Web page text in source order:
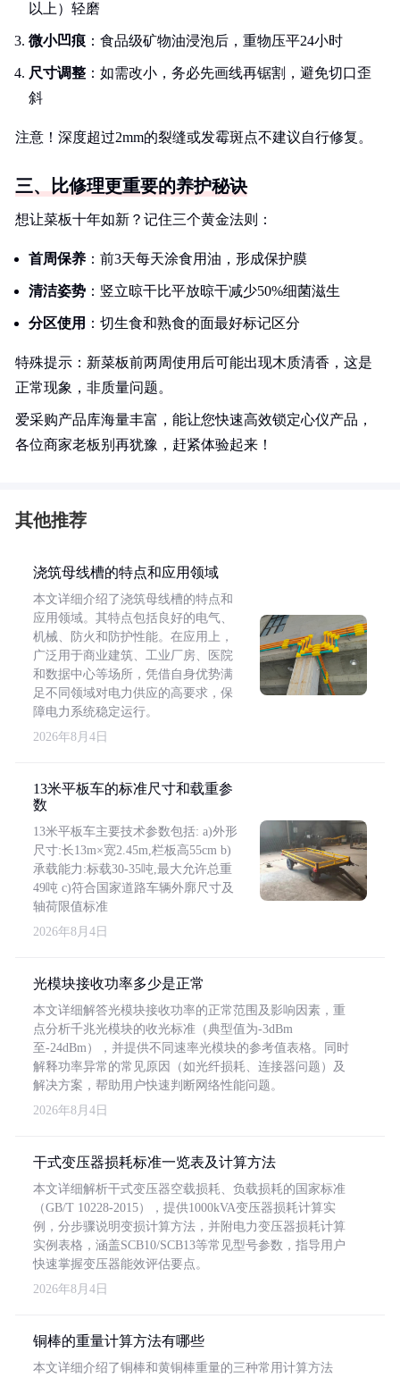
以上）轻磨
微小凹痕 ：食品级矿物油浸泡后，重物压平24小时
尺寸调整 ：如需改小，务必先画线再锯割，避免切口歪
斜
注意！深度超过2mm的裂缝或发霉斑点不建议自行修复。
三、比修理更重要的养护秘诀
想让菜板十年如新？记住三个黄金法则：
首周保养 ：前3天每天涂食用油，形成保护膜
清洁姿势 ：竖立晾干比平放晾干减少50%细菌滋生
分区使用 ：切生食和熟食的面最好标记区分
特殊提示：新菜板前两周使用后可能出现木质清香，这是
正常现象，非质量问题。
爱采购产品库海量丰富，能让您快速高效锁定心仪产品，
各位商家老板别再犹豫，赶紧体验起来！
其他推荐
浇筑母线槽的特点和应用领域
本文详细介绍了浇筑母线槽的特点和
应用领域。其特点包括良好的电气、
机械、防火和防护性能。在应用上，
广泛用于商业建筑、工业厂房、医院
和数据中心等场所，凭借自身优势满
足不同领域对电力供应的高要求，保
障电力系统稳定运行。
2026年8月4日
13米平板车的标准尺寸和载重参
数
13米平板车主要技术参数包括: a)外形
尺寸:长13m×宽2.45m,栏板高55cm b)
承载能力:标载30-35吨,最大允许总重
49吨 c)符合国家道路车辆外廓尺寸及
轴荷限值标准
2026年8月4日
光模块接收功率多少是正常
本文详细解答光模块接收功率的正常范围及影响因素，重
点分析千兆光模块的收光标准（典型值为-3dBm
至-24dBm），并提供不同速率光模块的参考值表格。同时
解释功率异常的常见原因（如光纤损耗、连接器问题）及
解决方案，帮助用户快速判断网络性能问题。
2026年8月4日
干式变压器损耗标准一览表及计算方法
本文详细解析干式变压器空载损耗、负载损耗的国家标准
（GB/T 10228-2015），提供1000kVA变压器损耗计算实
例，分步骤说明变损计算方法，并附电力变压器损耗计算
实例表格，涵盖SCB10/SCB13等常见型号参数，指导用户
快速掌握变压器能效评估要点。
2026年8月4日
铜棒的重量计算方法有哪些
本文详细介绍了铜棒和黄铜棒重量的三种常用计算方法